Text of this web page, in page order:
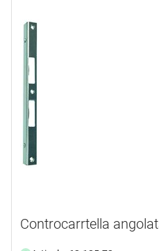
Controcarrtella